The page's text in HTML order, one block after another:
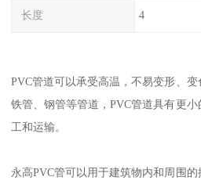
长度 4
PVC管道可以承受高温，不易变形、
铁管、钢管等管道，PVC管道具有更
工和运输。
永高PVC管可以用于建筑物内和周围